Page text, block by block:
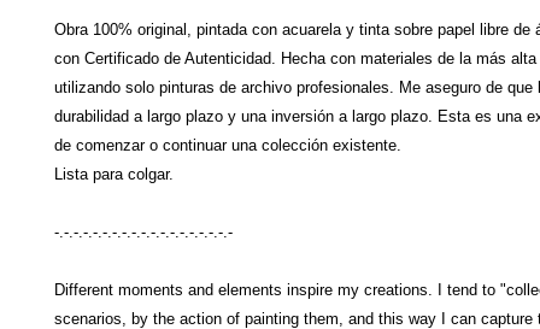
Obra 100% original, pintada con acuarela y tinta sobre papel libre de
con Certificado de Autenticidad. Hecha con materiales de la más
utilizando solo pinturas de archivo profesionales. Me aseguro de que
durabilidad a largo plazo y una inversión a largo plazo. Esta es una
de comenzar o continuar una colección existente.
Lista para colgar.
-.-.-.-.-.-.-.-.-.-.-.-.-.-.-.-.-.-.-
Different moments and elements inspire my creations. I tend to
scenarios, by the action of painting them, and this way I can capture